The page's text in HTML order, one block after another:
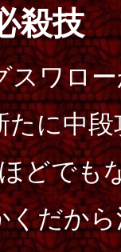
殺技
スワロ
たに中
どでも
くだか